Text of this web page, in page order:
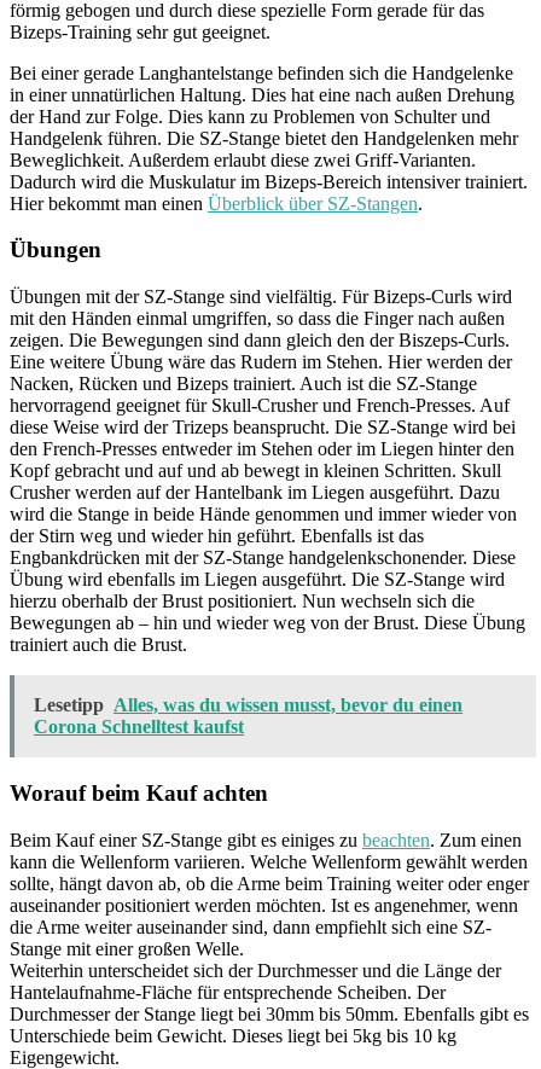
förmig gebogen und durch diese spezielle Form gerade für das
Bizeps-Training sehr gut geeignet.
Bei einer gerade Langhantelstange befinden sich die Handgelenke
in einer unnatürlichen Haltung. Dies hat eine nach außen Drehung
der Hand zur Folge. Dies kann zu Problemen von Schulter und
Handgelenk führen. Die SZ-Stange bietet den Handgelenken mehr
Beweglichkeit. Außerdem erlaubt diese zwei Griff-Varianten.
Dadurch wird die Muskulatur im Bizeps-Bereich intensiver trainiert.
Hier bekommt man einen Überblick über SZ-Stangen.
Übungen
Übungen mit der SZ-Stange sind vielfältig. Für Bizeps-Curls wird
mit den Händen einmal umgriffen, so dass die Finger nach außen
zeigen. Die Bewegungen sind dann gleich den der Biszeps-Curls.
Eine weitere Übung wäre das Rudern im Stehen. Hier werden der
Nacken, Rücken und Bizeps trainiert. Auch ist die SZ-Stange
hervorragend geeignet für Skull-Crusher und French-Presses. Auf
diese Weise wird der Trizeps beansprucht. Die SZ-Stange wird bei
den French-Presses entweder im Stehen oder im Liegen hinter den
Kopf gebracht und auf und ab bewegt in kleinen Schritten. Skull
Crusher werden auf der Hantelbank im Liegen ausgeführt. Dazu
wird die Stange in beide Hände genommen und immer wieder von
der Stirn weg und wieder hin geführt. Ebenfalls ist das
Engbankdrücken mit der SZ-Stange handgelenkschonender. Diese
Übung wird ebenfalls im Liegen ausgeführt. Die SZ-Stange wird
hierzu oberhalb der Brust positioniert. Nun wechseln sich die
Bewegungen ab – hin und wieder weg von der Brust. Diese Übung
trainiert auch die Brust.
Lesetipp Alles, was du wissen musst, bevor du einen
Corona Schnelltest kaufst
Worauf beim Kauf achten
Beim Kauf einer SZ-Stange gibt es einiges zu beachten. Zum einen
kann die Wellenform variieren. Welche Wellenform gewählt werden
sollte, hängt davon ab, ob die Arme beim Training weiter oder enger
auseinander positioniert werden möchten. Ist es angenehmer, wenn
die Arme weiter auseinander sind, dann empfiehlt sich eine SZ-
Stange mit einer großen Welle.
Weiterhin unterscheidet sich der Durchmesser und die Länge der
Hantelaufnahme-Fläche für entsprechende Scheiben. Der
Durchmesser der Stange liegt bei 30mm bis 50mm. Ebenfalls gibt es
Unterschiede beim Gewicht. Dieses liegt bei 5kg bis 10 kg
Eigengewicht.